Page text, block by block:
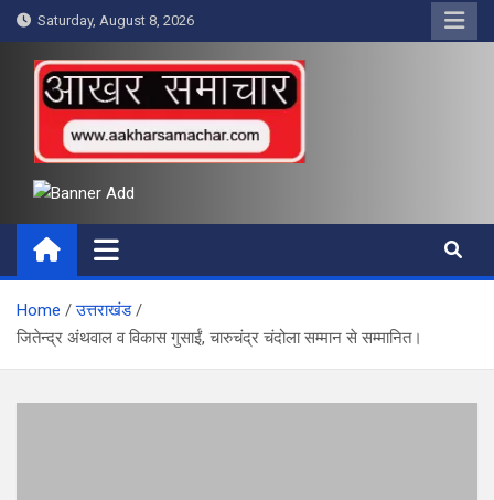
Skip
to
content
Saturday, August 8, 2026
आखर समाचार
Home
उत्तराखंड
जितेन्द्र अंथवाल व विकास गुसाईं, चारुचंद्र चंदोला सम्मान से सम्मानित।